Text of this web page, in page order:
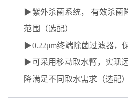
▶紫外杀菌系统， 有效杀菌
范围（选配）
▶0.22μm终端除菌过滤器，
▶可采用移动取水臂，实现
降满足不同取水需求（选配）